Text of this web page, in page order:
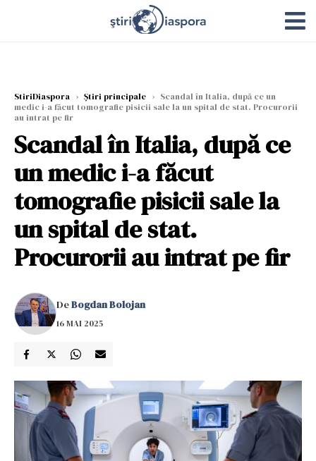
StiriDiaspora › Știri principale › Scandal în Italia, după ce un
medic i-a făcut tomografie pisicii sale la un spital de stat. Procurorii
au intrat pe fir
Scandal în Italia, după ce
un medic i-a făcut
tomografie pisicii sale la
un spital de stat.
Procurorii au intrat pe fir
DeBogdan Bolojan
16 MAI 2025